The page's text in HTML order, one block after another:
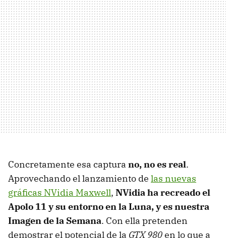
Concretamente esa captura no, no es real.
Aprovechando el lanzamiento de las nuevas
gráficas NVidia Maxwell, NVidia ha recreado el
Apolo 11 y su entorno en la Luna, y es nuestra
Imagen de la Semana. Con ella pretenden
demostrar el potencial de la GTX 980en lo que a